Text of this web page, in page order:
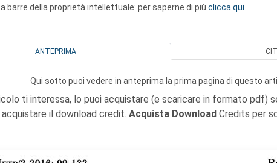
a barre della proprietà intellettuale: per saperne di più clicca qui
ANTEPRIMA
Qui sotto puoi vedere in anteprima la prima pagina di questo
ti interessa, lo puoi acquistare (e scaricare in formato pdf)
acquistare il download credit. Acquista Download Credits per